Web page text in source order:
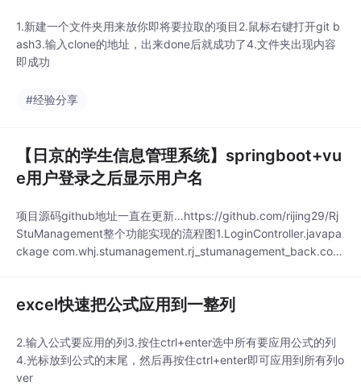
1.新建一个文件夹用来放你即将要拉取的项目2.鼠标右键打开git b
ash3.输入clone的地址，出来done后就成功了4.文件夹出现内容
即成功
#经验分享
【日京的学生信息管理系统】springboot+vu
e用户登录之后显示用户名
项目源码github地址一直在更新…https://github.com/rijing29/Rj
StuManagement整个功能实现的流程图1.LoginController.javapa
ckage com.whj.stumanagement.rj_stumanagement_back.cont
excel快速把公式应用到一整列
2.输入公式要应用的列3.按住ctrl+enter选中所有要应用公式的列
4.光标放到公式的末尾，然后再按住ctrl+enter即可应用到所有列o
ver